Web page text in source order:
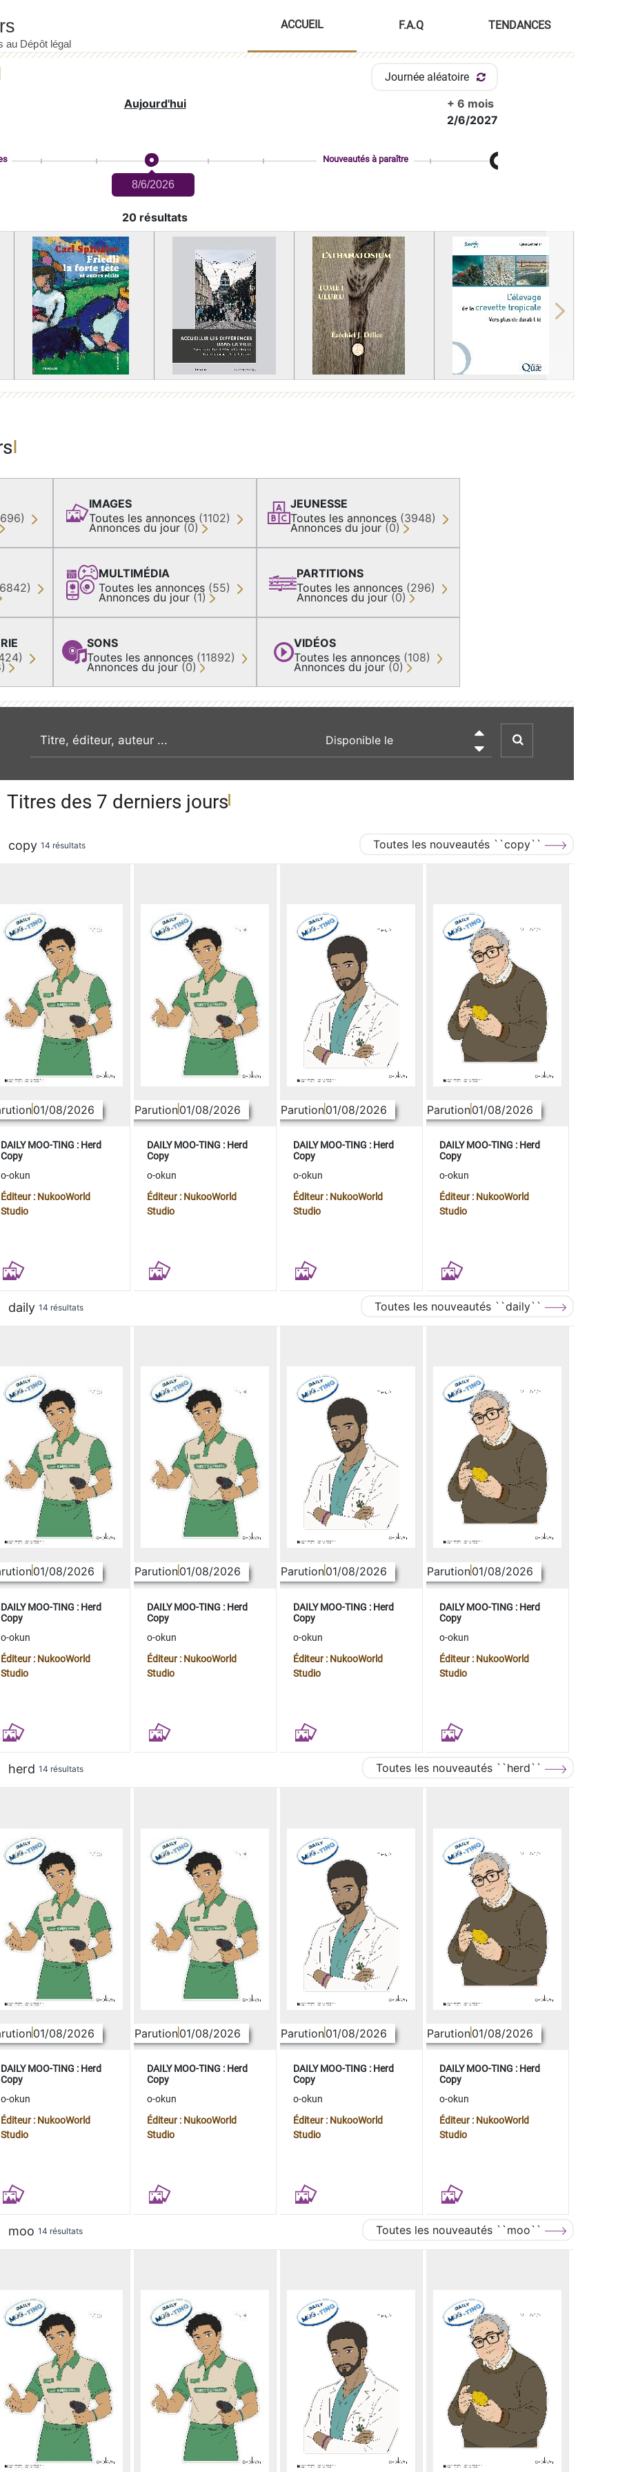
ACCUEIL F.A.Q TENDANCES
Journée aléatoire
Aujourd'hui
+ 6 mois
2/6/2027
8/6/2026
Nouveautés à paraître
20 résultats
Next
IMAGES
Toutes les annonces (1102)
Annonces du jour (0)
MULTIMÉDIA
Toutes les annonces (55)
Annonces du jour (1)
SONS
Toutes les annonces (11892)
Annonces du jour (0)
JEUNESSE
Toutes les annonces (3948)
Annonces du jour (0)
PARTITIONS
Toutes les annonces (296)
Annonces du jour (0)
VIDÉOS
Toutes les annonces (108)
Annonces du jour (0)
recherche par mot clé

Titres des 7 derniers jours
copy 14 résultats Toutes les nouveautés ``copy``
01/08/2026
DAILY MOO-TING : Herd
Copy
o-okun
Éditeur : NukooWorld
Studio
Parution01/08/2026
DAILY MOO-TING : Herd
Copy
o-okun
Éditeur : NukooWorld
Studio
Parution01/08/2026
DAILY MOO-TING : Herd
Copy
o-okun
Éditeur : NukooWorld
Studio
Parution01/08/2026
DAILY MOO-TING : Herd
Copy
o-okun
Éditeur : NukooWorld
Studio
daily 14 résultats Toutes les nouveautés ``daily``
01/08/2026
DAILY MOO-TING : Herd
Copy
o-okun
Éditeur : NukooWorld
Studio
Parution01/08/2026
DAILY MOO-TING : Herd
Copy
o-okun
Éditeur : NukooWorld
Studio
Parution01/08/2026
DAILY MOO-TING : Herd
Copy
o-okun
Éditeur : NukooWorld
Studio
Parution01/08/2026
DAILY MOO-TING : Herd
Copy
o-okun
Éditeur : NukooWorld
Studio
herd 14 résultats Toutes les nouveautés ``herd``
01/08/2026
DAILY MOO-TING : Herd
Copy
o-okun
Éditeur : NukooWorld
Studio
Parution01/08/2026
DAILY MOO-TING : Herd
Copy
o-okun
Éditeur : NukooWorld
Studio
Parution01/08/2026
DAILY MOO-TING : Herd
Copy
o-okun
Éditeur : NukooWorld
Studio
Parution01/08/2026
DAILY MOO-TING : Herd
Copy
o-okun
Éditeur : NukooWorld
Studio
moo 14 résultats Toutes les nouveautés ``moo``